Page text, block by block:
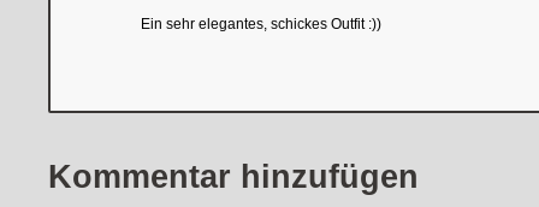
Ein sehr elegantes, schickes Outfit :))
Kommentar hinzufügen